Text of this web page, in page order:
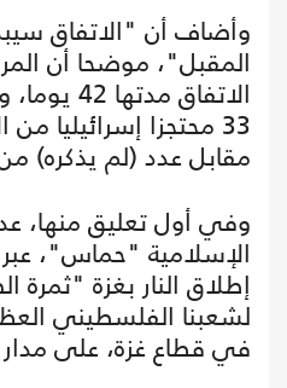
وأضاف أن "الاتفاق
المقبل"، موضحا أن
الاتفاق
33 محتجزا إسرائيليا
مقابل عدد (لم يذكره)
وفي أول تعليق منها،
الإسلامية "حماس"،
إطلاق النار بغزة
لشعبنا الفلسطيني
في قطاع غزة، على مدار أكثر